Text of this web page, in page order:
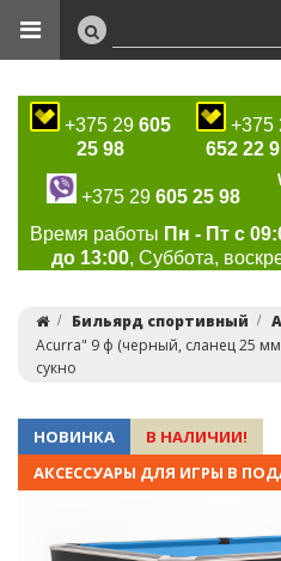
+375 29 605
25 98
+375
652 22
+375 29 605 25 98
Время работы Пн - Пт с
до 13:00, Суббота,
Бильярд спортивный
Acurra" 9 ф (черный, сланец 25
сукно
НОВИНКА
В НАЛИЧИИ!
АКСЕССУАРЫ ДЛЯ ИГРЫ В
Previous